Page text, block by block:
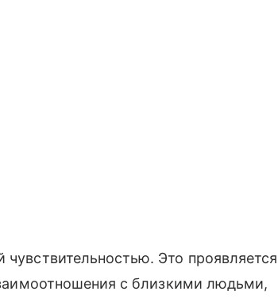
Это проявляется
с близкими людьми,